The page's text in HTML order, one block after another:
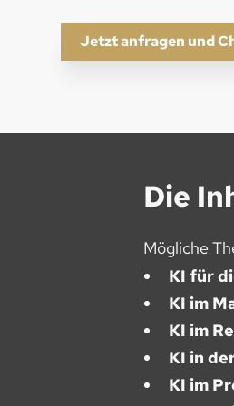
Jetzt anfragen und
Die
Mögliche
KI für
KI im
KI im
KI in
KI im